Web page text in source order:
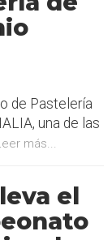
de Pastelería
una de las
más...
el